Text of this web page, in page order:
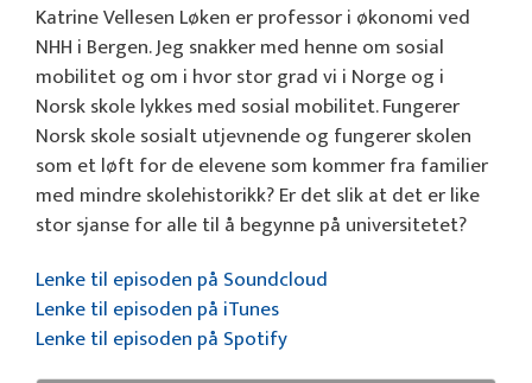
Katrine Vellesen Løken er professor i økonomi ved
NHH i Bergen. Jeg snakker med henne om sosial
mobilitet og om i hvor stor grad vi i Norge og i
Norsk skole lykkes med sosial mobilitet. Fungerer
Norsk skole sosialt utjevnende og fungerer skolen
som et løft for de elevene som kommer fra familier
med mindre skolehistorikk? Er det slik at det er like
stor sjanse for alle til å begynne på universitetet?
Lenke til episoden på Soundcloud
Lenke til episoden på iTunes
Lenke til episoden på Spotify